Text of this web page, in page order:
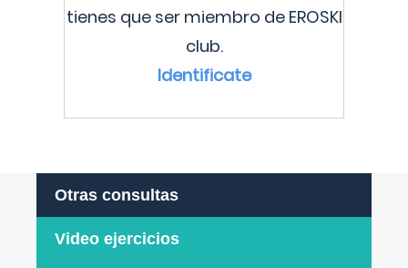
tienes que ser miembro de EROSKI
club.
Identificate
Otras consultas
Video ejercicios